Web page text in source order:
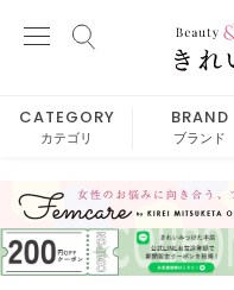
CATEGORY
カテゴリ
BRAND
ブランド